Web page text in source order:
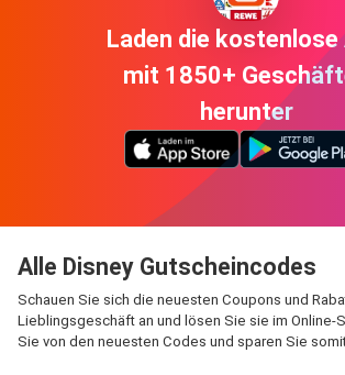
Laden die kostenlose
mit 1850+
herunter
Alle Disney Gutscheincodes
Schauen Sie sich die neuesten Coupons und
Lieblingsgeschäft an und lösen Sie sie im Online-
Sie von den neuesten Codes und sparen Sie